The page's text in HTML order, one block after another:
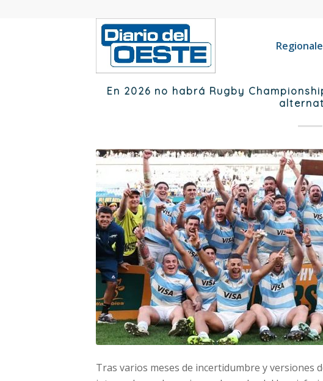
En 2026 no habrá Rugby
Tras varios meses de incertidumbre y versiones